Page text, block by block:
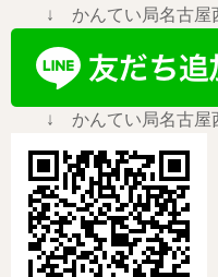
↓ かんてい局名古屋西
↓ かんてい局名古屋西